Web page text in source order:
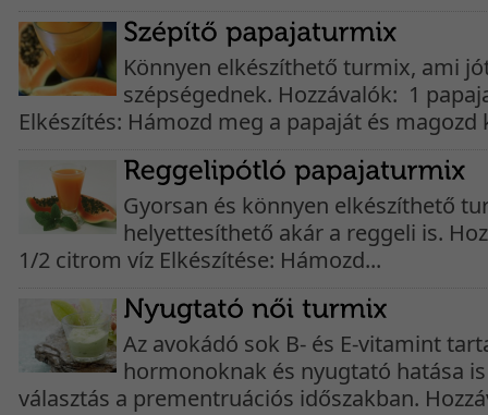
Könnyen elkészíthető turmix, ami
szépségednek. Hozzávalók: 1
Elkészítés: Hámozd meg a papaját és magozd
Gyorsan és könnyen elkészíthető
helyettesíthető akár a reggeli is.
1/2 citrom víz Elkészítése: Hámozd...
Az avokádó sok B- és E-vitamint
hormonoknak és nyugtató hatása is
választás a prementruációs időszakban.